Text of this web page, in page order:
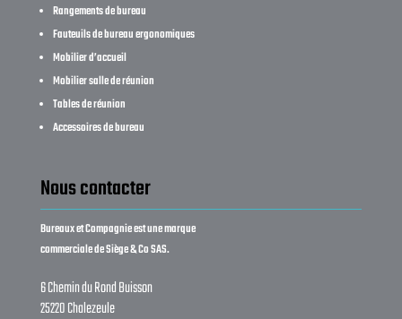
Rangements de bureau
Fauteuils de bureau ergonomiques
Mobilier d’accueil
Mobilier salle de réunion
Tables de réunion
Accessoires de bureau
Nous contacter
Bureaux et Compagnie est une marque
commerciale de Siège & Co SAS.
6 Chemin du Rond Buisson
25220 Chalezeule